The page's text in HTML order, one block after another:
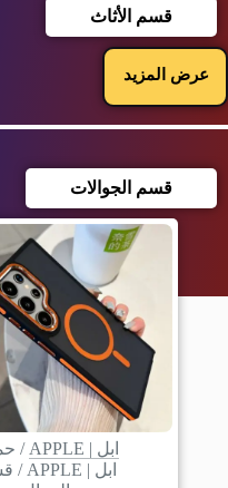
قسم الأثاث
عرض المزيد
قسم الجوالات
ابل | APPLE /
ابل | APPLE
/